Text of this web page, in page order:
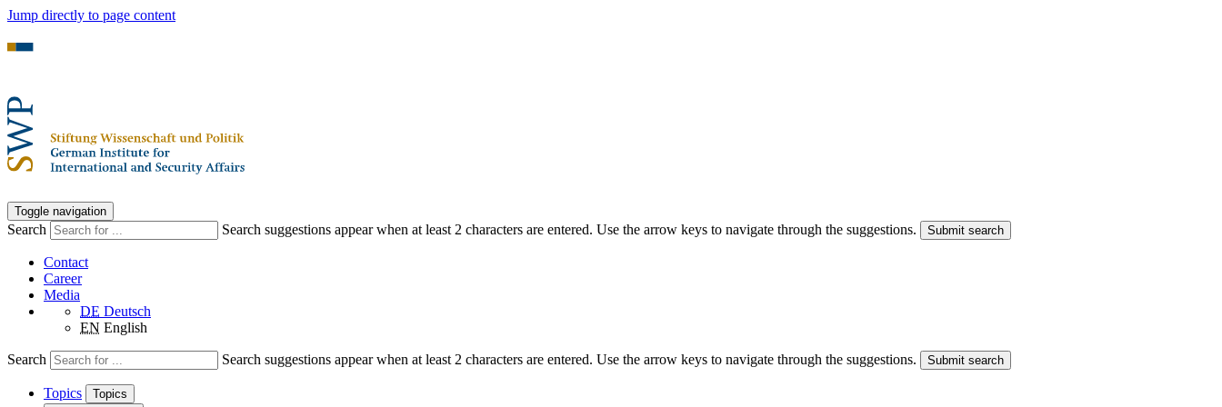
Jump directly to page content
Toggle navigation
Search Search suggestions appear when at least 2 characters are entered. Use the arrow keys to navigate through the suggestions. Submit search
Contact
Career
Media
DE Deutsch
EN English
Search Search suggestions appear when at least 2 characters are entered. Use the arrow keys to navigate through the suggestions. Submit search
Topics
Topics